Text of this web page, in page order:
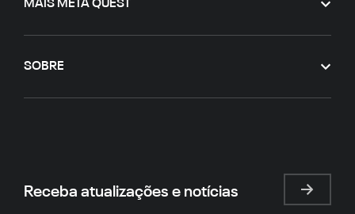
SOBRE
Receba atualizações e notícias